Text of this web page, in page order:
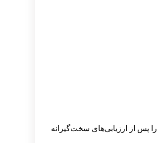
را پس از ارزیابی‌های سخت‌گیرانه